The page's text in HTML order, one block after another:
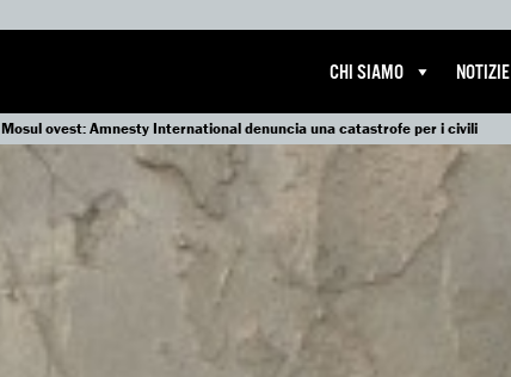
CHI SIAMO NOTIZIE
Mosul ovest: Amnesty International denuncia una catastrofe per i civili